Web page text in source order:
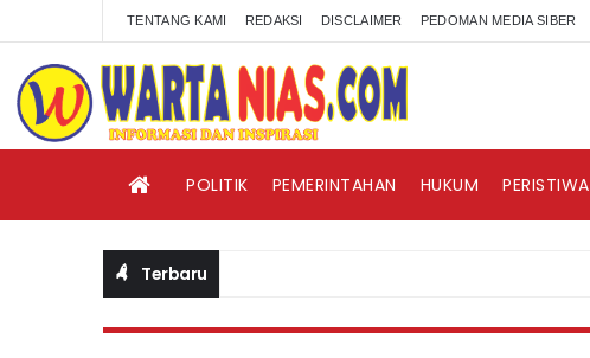
TENTANG KAMI REDAKSI DISCLAIMER PEDOMAN MEDIA SIBER
POLITIK PEMERINTAHAN HUKUM PERISTIWA
Terbaru